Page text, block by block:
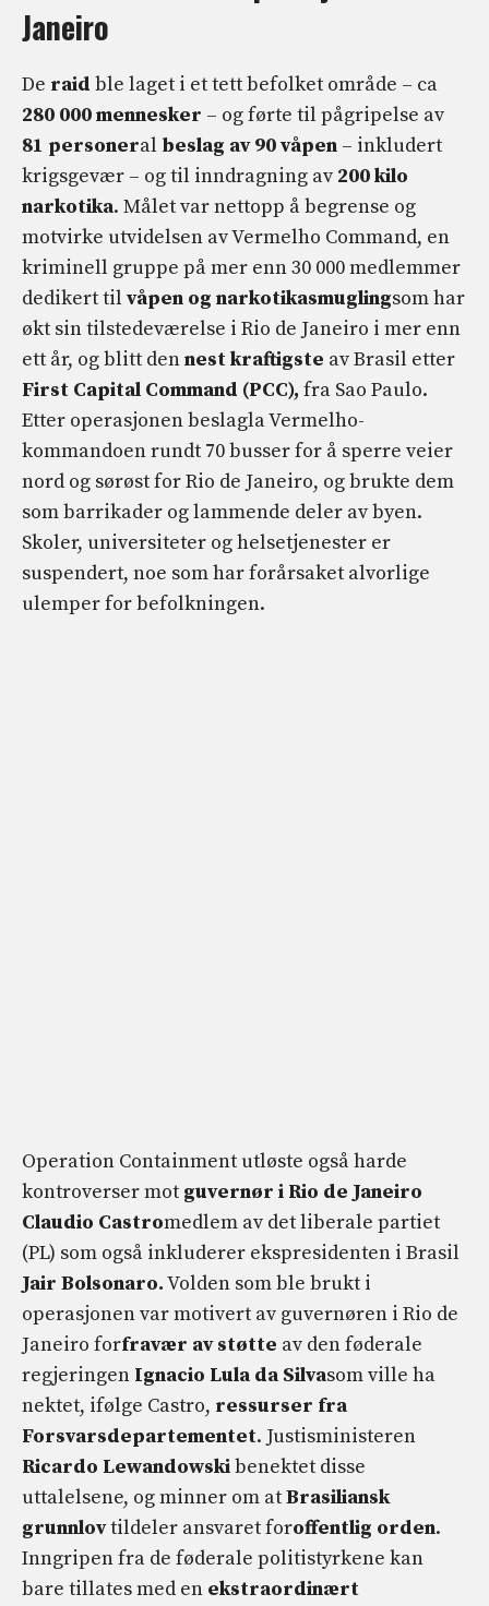
Janeiro
De raid ble laget i et tett befolket område – ca
280 000 mennesker – og førte til pågripelse av
81 personeral beslag av 90 våpen – inkludert
krigsgevær – og til inndragning av 200 kilo
narkotika. Målet var nettopp å begrense og
motvirke utvidelsen av Vermelho Command, en
kriminell gruppe på mer enn 30 000 medlemmer
dedikert til våpen og narkotikasmuglingsom har
økt sin tilstedeværelse i Rio de Janeiro i mer enn
ett år, og blitt dennest kraftigste av Brasil etter
First Capital Command (PCC), fra Sao Paulo.
Etter operasjonen beslagla Vermelho-
kommandoen rundt 70 busser for å sperre veier
nord og sørøst for Rio de Janeiro, og brukte dem
som barrikader og lammende deler av byen.
Skoler, universiteter og helsetjenester er
suspendert, noe som har forårsaket alvorlige
ulemper for befolkningen.
Operation Containment utløste også harde
kontroverser mot guvernør i Rio de Janeiro
Claudio Castromedlem av det liberale partiet
(PL) som også inkluderer ekspresidenten i Brasil
Jair Bolsonaro.Volden som ble brukt i
operasjonen var motivert av guvernøren i Rio de
Janeiro forfravær av støtte av den føderale
regjeringen Ignacio Lula da Silvasom ville ha
nektet, ifølge Castro, ressurser fra
Forsvarsdepartementet. Justisministeren
Ricardo Lewandowskibenektet disse
uttalelsene, og minner om atBrasiliansk
grunnlovtildeler ansvaret foroffentlig orden.
Inngripen fra de føderale politistyrkene kan
bare tillates med en ekstraordinært